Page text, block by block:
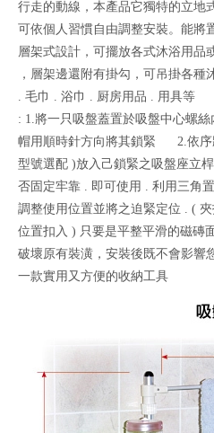
行走的動線，本產品它獨特的立地
可依個人習慣自由調整安裝。能將
層架式設計，可擺放各式沐浴用品
，層架邊還附有掛勾，可吊掛各
. 毛巾 . 浴巾 . 厨房用品 . 用具
: 1.將一只吸盤蓋置於吸盤中心螺
帽用順時針方向將其鎖緊 2.依序
型號選配 )放入己鎖緊之吸盤座立
否固定牢靠 . 即可使用 . 利用三角
調整使用位置並將之迫緊定位 . (
位置扣入 ) 只要是平整平滑的磁磚
破壞原有裝潢，安裝後既不會影響
一款實用又方便的收納工具